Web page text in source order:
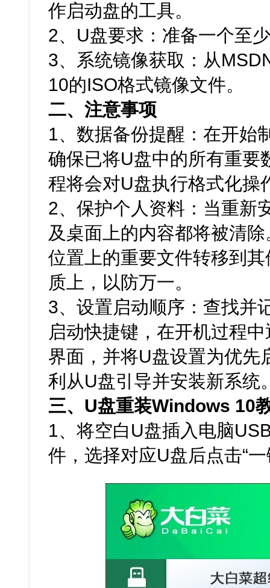
作启动盘的工具。
2、U盘要求：准备一个至
3、系统镜像获取：从
10的ISO格式镜像文件。
二、注意事项
1、数据备份提醒：在开始
确保已将U盘中的所有重要
程将会对U盘执行格式化操
2、保护个人资料：当重新
及桌面上的内容都将被清
位置上的重要文件转移到
质上，以防万一。
3、设置启动顺序：查找并
启动快捷键，在开机过程
界面，并将U盘设置为优先
利从U盘引导并安装新系统
三、U盘重装Windows 10
1、将空白U盘插入电脑
件，选择对应U盘后点击“一